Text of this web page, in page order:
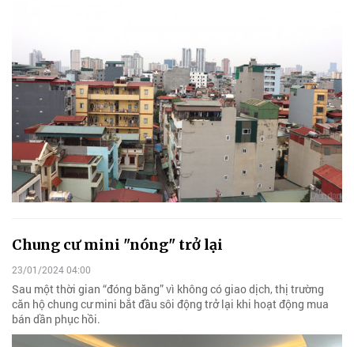
Chung cư mini "nóng" trở lại
23/01/2024 04:00
Sau một thời gian “đóng băng” vì không có giao dịch, thị trường
căn hộ chung cư mini bắt đầu sôi động trở lại khi hoạt động mua
bán dần phục hồi.